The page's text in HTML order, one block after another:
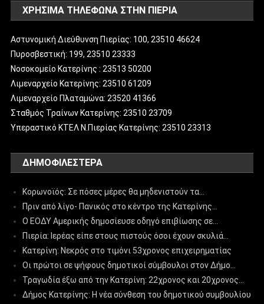
ΧΡΗΣΙΜΑ ΤΗΛΕΦΩΝΑ ΣΤΗΝ ΠΙΕΡΙΑ
Αστυνομική Διεύθυνση Πιερίας: 100, 23510 46624
Πυροσβεστική: 199, 23510 23333
Νοσοκομείο Κατερίνης : 23513 50200
Λιμεναρχείο Κατερίνης: 23510 61209
Λιμεναρχείο Πλαταμώνα: 23520 41366
Σταθμός Τραίνων Κατερίνης: 23510 23709
Υπεραστικό ΚΤΕΛ Ν.Πιερίας Κατερίνης: 23510 23313
ΔΗΜΟΦΙΛΈΣΤΕΡΑ
Κορωνοϊός: Σε πόσες μέρες θα μηδενιστούν τα…
Πριν από λίγο- Πανικός στο κέντρο της Κατερίνης…
Ο ΕΟΔΥ Αμερικής δημοσίευσε οδηγό επιβίωσης σε…
Πιερία: Ιερέας είπε στους πιστούς όσοι έχουν σκυλιά…
Κατερίνη: Νεκρός στο τιμόνι 53χρονος επιχειρηματίας
Οι πρώτοι σε ψήφους δημοτικοί σύμβουλοι στον Δήμο…
Τραγωδία έξω από την Κατερίνη: 22χρονος και 20χρονος…
Δήμος Κατερίνης: Η νέα σύνθεση του δημοτικού συμβουλίου